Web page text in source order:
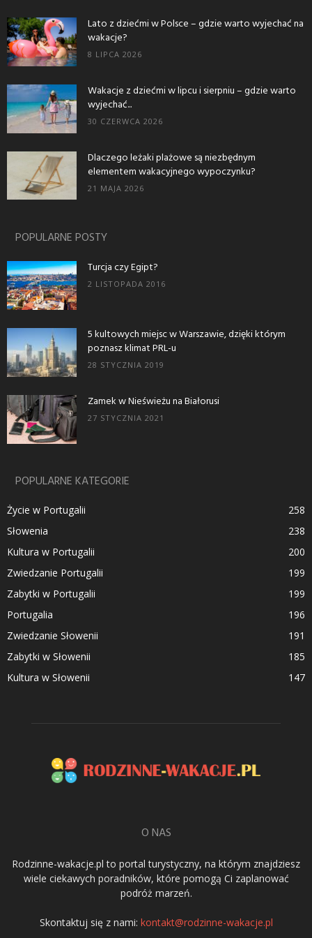
Lato z dziećmi w Polsce – gdzie warto wyjechać na
wakacje?
8 LIPCA 2026
Wakacje z dziećmi w lipcu i sierpniu – gdzie warto
wyjechać...
30 CZERWCA 2026
Dlaczego leżaki plażowe są niezbędnym
elementem wakacyjnego wypoczynku?
21 MAJA 2026
POPULARNE POSTY
Turcja czy Egipt?
2 LISTOPADA 2016
5 kultowych miejsc w Warszawie, dzięki którym
poznasz klimat PRL-u
28 STYCZNIA 2019
Zamek w Nieświeżu na Białorusi
27 STYCZNIA 2021
POPULARNE KATEGORIE
Życie w Portugalii
258
Słowenia
238
Kultura w Portugalii
200
Zwiedzanie Portugalii
199
Zabytki w Portugalii
199
Portugalia
196
Zwiedzanie Słowenii
191
Zabytki w Słowenii
185
Kultura w Słowenii
147
O NAS
Rodzinne-wakacje.pl to portal turystyczny, na którym znajdziesz
wiele ciekawych poradników, które pomogą Ci zaplanować
podróż marzeń.
Skontaktuj się z nami: kontakt@rodzinne-wakacje.pl